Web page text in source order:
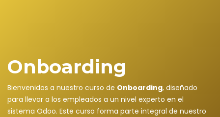
Onboarding
Bienvenidos a nuestro curso de Onboarding, diseñado
para llevar a los empleados a un nivel experto en el
sistema Odoo. Este curso forma parte integral de nuestro